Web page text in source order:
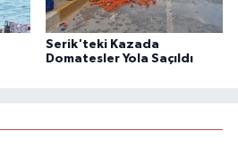
Serik'teki Kazada
Domatesler Yola Saçıldı